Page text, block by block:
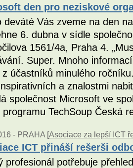
den pro neziskové
deváté Vás zveme na den
6. dubna v sídle
1561/4a, Praha 4.
Super. Mnoho
z účastníků minulého
a znalostmi
společnost Microsoft ve
programu TechSoup Česká
- PRAHA [Asociace za lepší ICT
ICT přináší rešerši
profesionál potřebuje